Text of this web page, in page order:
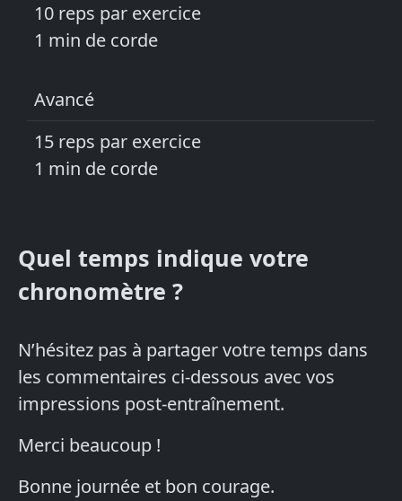
10 reps par exercice
1 min de corde
Avancé
15 reps par exercice
1 min de corde
Quel temps indique votre
chronomètre ?
N’hésitez pas à partager votre temps dans
les commentaires ci-dessous avec vos
impressions post-entraînement.
Merci beaucoup !
Bonne journée et bon courage.